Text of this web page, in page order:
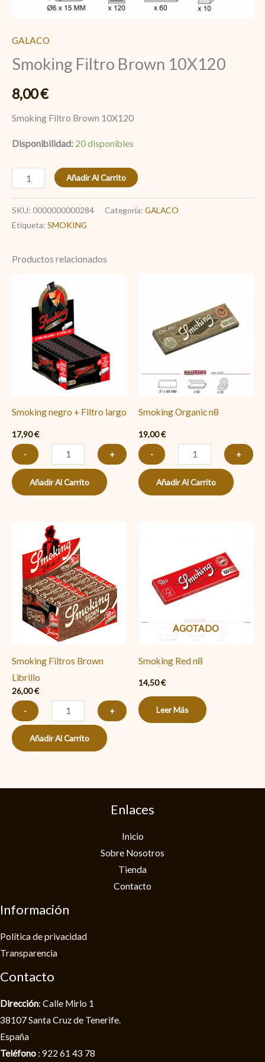
GALACO
Smoking Filtro Brown 10X120
8,00€
Smoking Filtro Brown 10X120
Disponibilidad: 20 disponibles
Añadir Al Carrito
SKU: 0000000000284 Categoría: GALACO
Etiqueta: SMOKING
Productos relacionados
Smoking negro + Filtro largo
17,90€
-
Smoking
negro
+
Filtro
largo
cantidad
+
Añadir Al Carrito
Smoking Organic n8
19,00€
-
cantidad
+
Añadir Al Carrito
Smoking Filtros Brown
Librillo
26,00€
-
Smoking
Filtros
Brown
Librillo
cantidad
+
Añadir Al Carrito
AGOTADO
Smoking Red n8
14,50€
Leer Más
Enlaces
Inicio
Sobre Nosotros
Tienda
Contacto
Información
Política de privacidad​
Transparencia
Contacto
Dirección: Calle Mirlo 1
38107 Santa Cruz de Tenerife.
España
Teléfono : 922 61 43 78